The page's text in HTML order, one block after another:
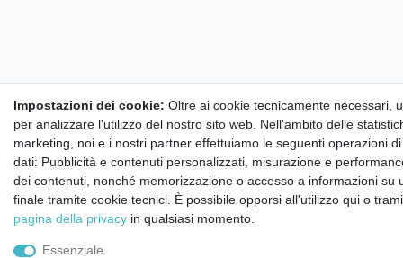
Impostazioni dei cookie: Oltre ai cookie tecnicamente necessari,
per analizzare l'utilizzo del nostro sito web. Nell'ambito delle
marketing, noi e i nostri partner effettuiamo le seguenti operazioni
dati: Pubblicità e contenuti personalizzati, misurazione e
dei contenuti, nonché memorizzazione o accesso a informazioni su
finale tramite cookie tecnici. È possibile opporsi all'utilizzo qui o
pagina della privacy in qualsiasi momento.
Essenziale